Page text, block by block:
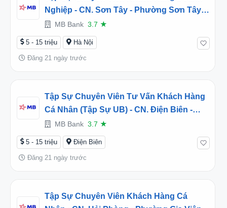
Nghiệp - CN. Sơn Tây - Phường Sơn Tây,
Hà Nội (2026TD451639)
MB Bank 3.7 ★
5 - 15 triệu Hà Nội
Đăng 21 ngày trước
Tập Sự Chuyên Viên Tư Vấn Khách Hàng
Cá Nhân (Tập Sự UB) - CN. Điện Biên -
Phường Điện Biên Phủ, Điện Biên
(2026TD451808)
MB Bank 3.7 ★
5 - 15 triệu Điện Biên
Đăng 21 ngày trước
Tập Sự Chuyên Viên Khách Hàng Cá